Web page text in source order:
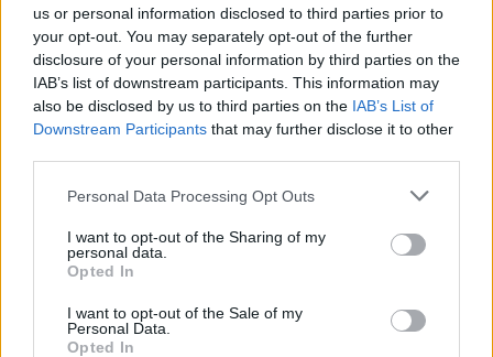
us or personal information disclosed to third parties prior to
your opt-out. You may separately opt-out of the further
disclosure of your personal information by third parties on the
IAB’s list of downstream participants. This information may
also be disclosed by us to third parties on the IAB’s List of
Downstream Participants that may further disclose it to other
Please note that this website/app uses one or more Google
not limited to your visit or usage behaviour. You may click to
grant or deny consent to Google and its third-party tags to
use your data for below specified purposes in below Google
consent section.
Personal Data Processing Opt Outs
I want to opt-out of the Sharing of my
personal data.
Opted In
I want to opt-out of the Sale of my
Personal Data.
Opted In
Come scegliere un fitness tracker elegante e
funzionale
Camilla Fiore · 8 Ago 2026